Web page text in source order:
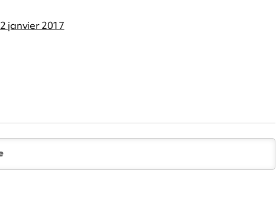
2 janvier 2017